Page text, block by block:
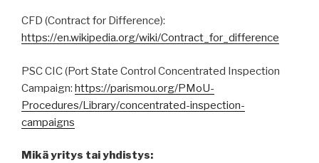
CFD (Contract for Difference):
https://en.wikipedia.org/wiki/Contract_for_difference
PSC CIC (Port State Control Concentrated Inspection
Campaign: https://parismou.org/PMoU-
Procedures/Library/concentrated-inspection-
campaigns
Mikä yritys tai yhdistys: